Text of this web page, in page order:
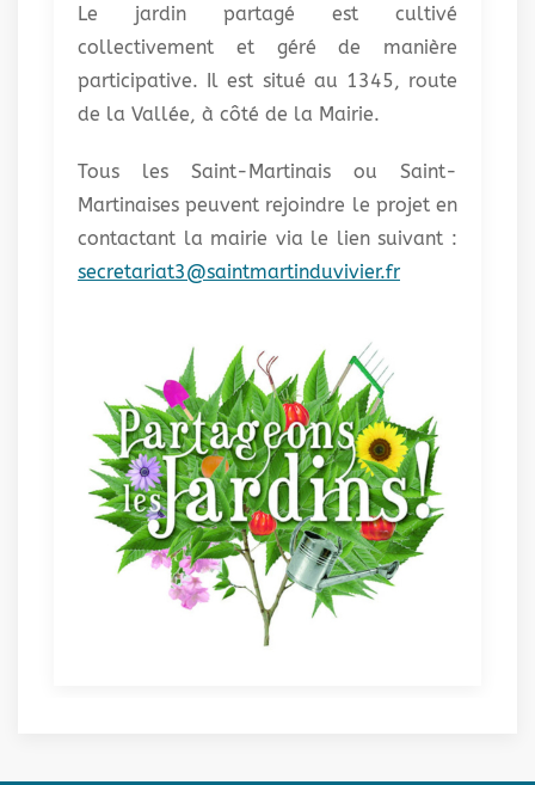
Le jardin partagé est cultivé
collectivement et géré de manière
participative. Il est situé au 1345, route
de la Vallée, à côté de la Mairie.
Tous les Saint-Martinais ou Saint-
Martinaises peuvent rejoindre le projet en
contactant la mairie via le lien suivant :
secretariat3@saintmartinduvivier.fr